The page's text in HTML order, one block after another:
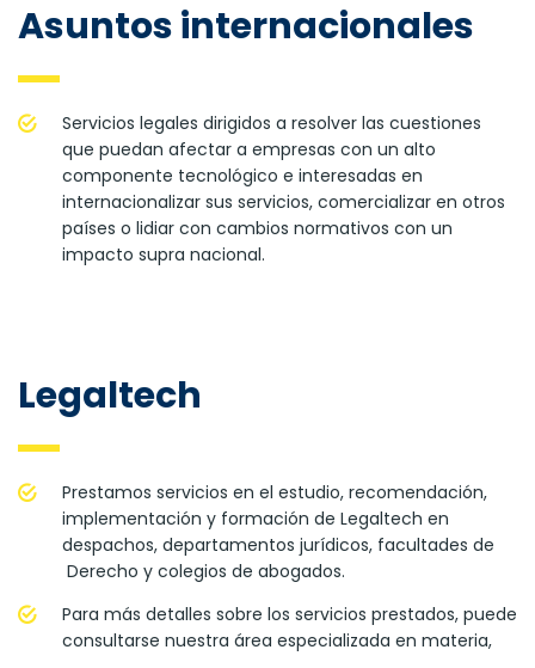
Asuntos internacionales
Servicios legales dirigidos a resolver las cuestiones
que puedan afectar a empresas con un alto
componente tecnológico e interesadas en
internacionalizar sus servicios, comercializar en otros
países o lidiar con cambios normativos con un
impacto supra nacional.
Legaltech
Prestamos servicios en el estudio, recomendación,
implementación y formación de Legaltech en
despachos, departamentos jurídicos, facultades de
Derecho y colegios de abogados.
Para más detalles sobre los servicios prestados, puede
consultarse nuestra área especializada en materia,